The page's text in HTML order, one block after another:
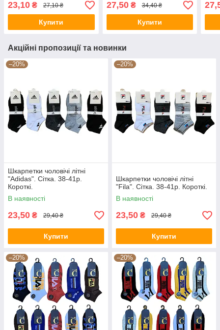
23,10 ₴ 27,10 ₴
Купити
27,50₴ 34,40 ₴
Купити
Акційні пропозиції та новинки
–20%
Шкарпетки чоловічі літні
"Adidas". Сітка. 38-41р.
Короткі.
В наявності
23,50 ₴ 29,40 ₴
Купити
–20%
Шкарпетки чоловічі літні
"Fila". Сітка. 38-41р. Короткі.
В наявності
23,50 ₴ 29,40 ₴
Купити
–20% –20%